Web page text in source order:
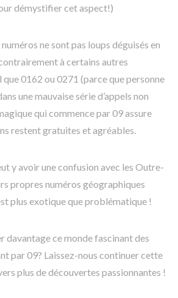
démystifier cet aspect!)
ne sont pas loups déguisés en
à certains autres
0162 ou 0271 (parce que personne
une mauvaise série d’appels non
qui commence par 09 assure
restent gratuites et agréables.
y avoir une confusion avec les Outre-
propres numéros géographiques
plus exotique que problématique !
davantage ce monde fascinant des
par 09? Laissez-nous continuer cette
plus de découvertes passionnantes !